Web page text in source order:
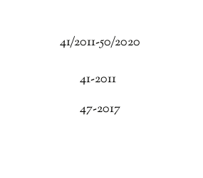
41/2011-50/2020
41-2011
47-2017